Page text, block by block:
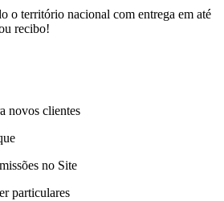
o território nacional com entrega em até
recibo!
novos clientes
no Site
particulares